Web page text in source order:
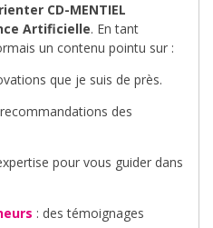
CD-MENTIEL
Artificielle. En tant
un contenu pointu sur :
que je suis de près.
des
pour vous guider dans
: des témoignages